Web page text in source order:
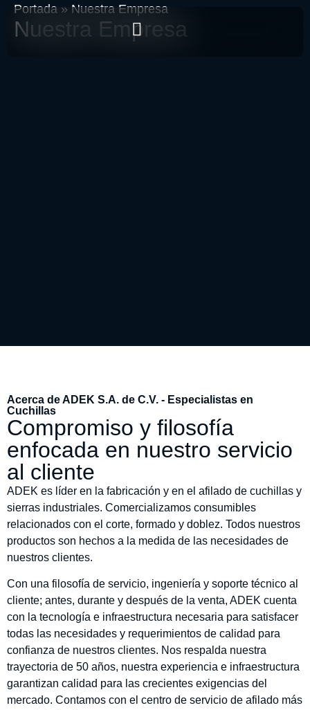
Portada » Nuestra Empresa
Nuestra Empresa
Acerca de ADEK S.A. de C.V. - Especialistas en
Cuchillas
Compromiso y filosofía
enfocada en nuestro servicio
al cliente
ADEK es líder en la fabricación y en el afilado de cuchillas y
sierras industriales. Comercializamos consumibles
relacionados con el corte, formado y doblez. Todos nuestros
productos son hechos a la medida de las necesidades de
nuestros clientes.
Con una filosofía de servicio, ingeniería y soporte técnico al
cliente; antes, durante y después de la venta, ADEK cuenta
con la tecnología e infraestructura necesaria para satisfacer
todas las necesidades y requerimientos de calidad para
confianza de nuestros clientes. Nos respalda nuestra
trayectoria de 50 años, nuestra experiencia e infraestructura
garantizan calidad para las crecientes exigencias del
mercado. Contamos con el centro de servicio de afilado más